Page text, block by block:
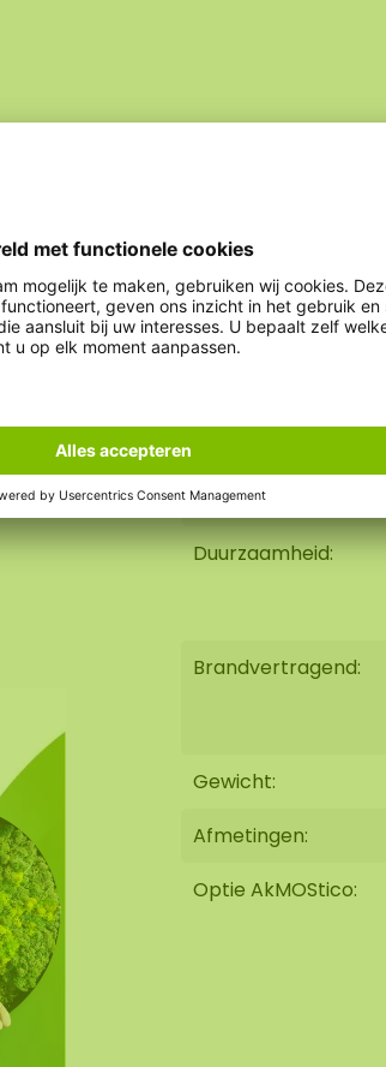
.
het
wat
Insectenwerend:
Hoge
Levensduur:
Duurzaamheid:
Brandvertragend:
Gewicht:
Afmetingen:
Optie AkMOStico: